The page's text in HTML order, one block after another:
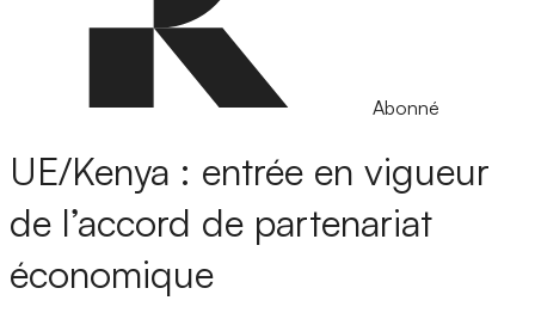
Abonné
UE/Kenya : entrée en vigueur
de l’accord de partenariat
économique